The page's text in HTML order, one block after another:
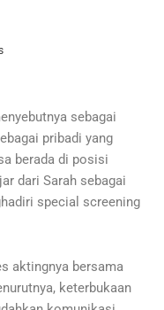
sebagai
pribadi yang
berada di posisi
dari Sarah sebagai
special screening
aktingnya bersama
keterbukaan